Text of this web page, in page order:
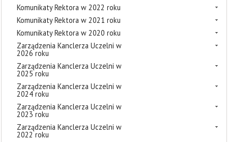
Komunikaty Rektora w 2022 roku
Komunikaty Rektora w 2021 roku
Komunikaty Rektora w 2020 roku
Zarządzenia Kanclerza Uczelni w
2026 roku
Zarządzenia Kanclerza Uczelni w
2025 roku
Zarządzenia Kanclerza Uczelni w
2024 roku
Zarządzenia Kanclerza Uczelni w
2023 roku
Zarządzenia Kanclerza Uczelni w
2022 roku